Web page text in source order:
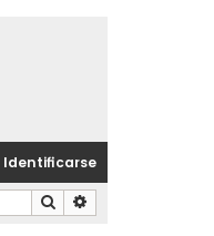
Identificarse
Buscar